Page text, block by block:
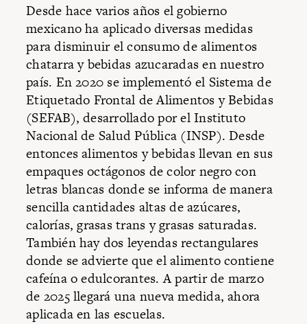
Desde hace varios años el gobierno
mexicano ha aplicado diversas medidas
para disminuir el consumo de alimentos
chatarra y bebidas azucaradas en nuestro
país. En 2020 se implementó el Sistema de
Etiquetado Frontal de Alimentos y Bebidas
(SEFAB), desarrollado por el Instituto
Nacional de Salud Pública (INSP). Desde
entonces alimentos y bebidas llevan en sus
empaques octágonos de color negro con
letras blancas donde se informa de manera
sencilla cantidades altas de azúcares,
calorías, grasas trans y grasas saturadas.
También hay dos leyendas rectangulares
donde se advierte que el alimento contiene
cafeína o edulcorantes. A partir de marzo
de 2025 llegará una nueva medida, ahora
aplicada en las escuelas.